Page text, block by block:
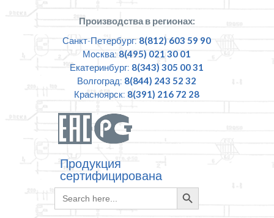
Производства в регионах:
Санкт-Петербург: 8(812) 603 59 90
Москва: 8(495) 021 30 01
Екатеринбург: 8(343) 305 00 31
Волгоград: 8(844) 243 52 32
Красноярск: 8(391) 216 72 28
Продукция
сертифицирована
Search
for:
Search
Button